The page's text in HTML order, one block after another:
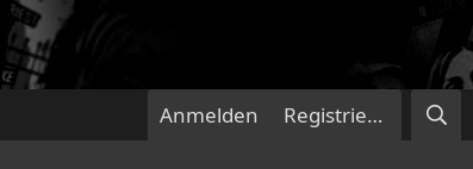
Anmelden Registrieren